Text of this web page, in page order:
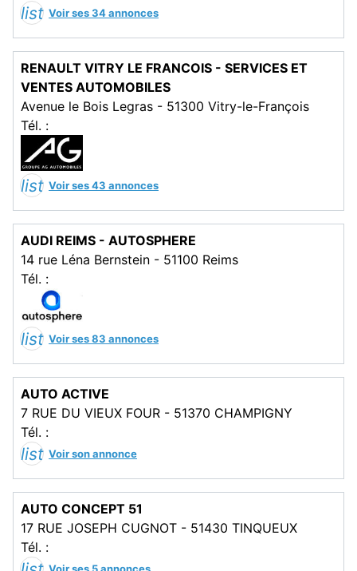
list Voir ses 34 annonces
RENAULT VITRY LE FRANCOIS - SERVICES ET
VENTES AUTOMOBILES
Avenue le Bois Legras - 51300 Vitry-le-François
Tél. :
list Voir ses 43 annonces
AUDI REIMS - AUTOSPHERE
14 rue Léna Bernstein - 51100 Reims
Tél. :
list Voir ses 83 annonces
AUTO ACTIVE
7 RUE DU VIEUX FOUR - 51370 CHAMPIGNY
Tél. :
list Voir son annonce
AUTO CONCEPT 51
17 RUE JOSEPH CUGNOT - 51430 TINQUEUX
Tél. :